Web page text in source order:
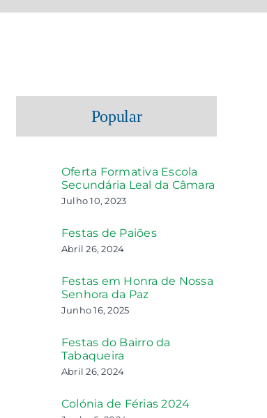
Popular
Oferta Formativa Escola
Secundária Leal da Câmara
Julho 10, 2023
Festas de Paiões
Abril 26, 2024
Festas em Honra de Nossa
Senhora da Paz
Junho 16, 2025
Festas do Bairro da
Tabaqueira
Abril 26, 2024
Colónia de Férias 2024